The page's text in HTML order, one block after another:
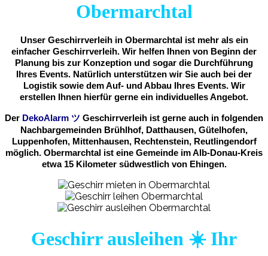
Obermarchtal
Unser Geschirrverleih in Obermarchtal ist mehr als ein
einfacher Geschirrverleih. Wir helfen Ihnen von Beginn der
Planung bis zur Konzeption und sogar die Durchführung
Ihres Events. Natürlich unterstützen wir Sie auch bei der
Logistik sowie dem Auf- und Abbau Ihres Events. Wir
erstellen Ihnen hierfür gerne ein individuelles Angebot.
Der DekoAlarm ツ Geschirrverleih ist gerne auch in folgenden
Nachbargemeinden Brühlhof, Datthausen, Gütelhofen,
Luppenhofen, Mittenhausen, Rechtenstein, Reutlingendorf
möglich. Obermarchtal ist eine Gemeinde im Alb-Donau-Kreis
etwa 15 Kilometer südwestlich von Ehingen.
Geschirr ausleihen ☀️ Ihr